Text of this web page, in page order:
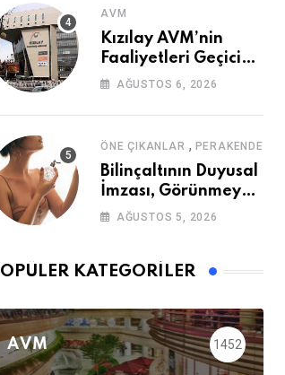
AVM
Kızılay AVM’nin
Faaliyetleri Geçici
Olarak Durduruldu
AĞUSTOS 6, 2026
ÖNE ÇIKANLAR , PERAKENDE
Bilinçaltının Duyusal
İmzası, Görünmeyen
GüçAĞUSTOS 5, 2026
KATEGORILER
AVM 1452